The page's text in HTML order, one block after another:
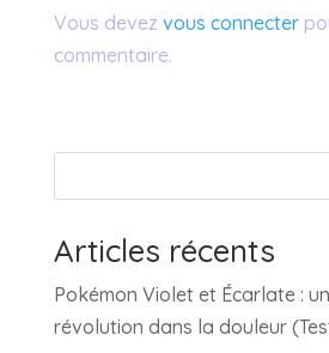
Vous devez vous connecter
commentaire.
Articles récents
Pokémon Violet et Écarlate :
révolution dans la douleur